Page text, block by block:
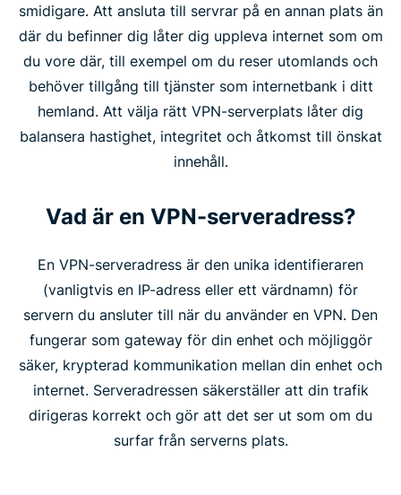
smidigare. Att ansluta till servrar på en annan plats än
där du befinner dig låter dig uppleva internet som om
du vore där, till exempel om du reser utomlands och
behöver tillgång till tjänster som internetbank i ditt
hemland. Att välja rätt VPN-serverplats låter dig
balansera hastighet, integritet och åtkomst till önskat
innehåll.
Vad är en VPN-serveradress?
En VPN-serveradress är den unika identifieraren
(vanligtvis en IP-adress eller ett värdnamn) för
servern du ansluter till när du använder en VPN. Den
fungerar som gateway för din enhet och möjliggör
säker, krypterad kommunikation mellan din enhet och
internet. Serveradressen säkerställer att din trafik
dirigeras korrekt och gör att det ser ut som om du
surfar från serverns plats.